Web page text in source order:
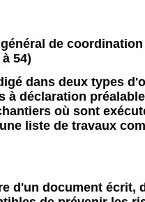
de
54)
dans deux types
à déclaration
où sont
liste de travaux
d'un document écrit,